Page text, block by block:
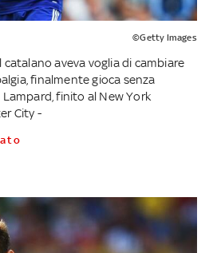
©Getty Images
catalano aveva voglia di cambiare
finalmente gioca senza
finito al New York
City -